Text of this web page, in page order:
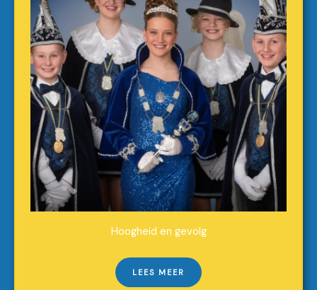
Hoogheid en gevolg
LEES MEER